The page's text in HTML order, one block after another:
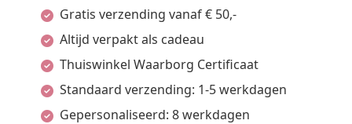
Gratis verzending vanaf € 50,-
Altijd verpakt als cadeau
Thuiswinkel Waarborg Certificaat
Standaard verzending: 1-5 werkdagen
Gepersonaliseerd: 8 werkdagen